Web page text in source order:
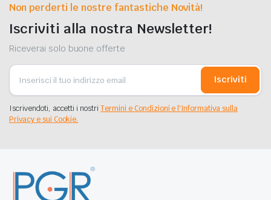
Non perderti le nostre fantastiche Novità!
Iscriviti alla nostra Newsletter!
Riceverai solo buone offerte
Iscriviti
Iscrivendoti, accetti i nostriTermini e Condizioni e l'Informativa sulla
Privacy e sui Cookie.